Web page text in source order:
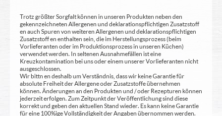
Trotz größter Sorgfalt können in unseren Produkten neben den
gekennzeichneten Allergenen und deklarationspflichtigen Zusatzstoff
en auch Spuren von weiteren Allergenen und deklarationspflichtigen
Zusatzstoff en enthalten sein, die im Herstellungsprozess (beim
Vorlieferanten oder im Produktionsprozess in unseren Küchen)
verwendet werden. In seltenen Ausnahmefällen ist eine
Kreuzkontamination bei uns oder einem unserer Vorlieferanten nicht
ausgeschlossen.
Wir bittn en deshalb um Verständnis, dass wir keine Garantie für
absolute Freiheit der Allergene oder Zusatzstoffe übernehmen
können. Änderungen an den Produkten und / oder Rezepturen können
jederzeit erfolgen. Zum Zeitpunkt der Veröffentlichung sind diese
korrekt und geben den aktuellen Stand wieder. Es kann keine Garantie
für eine 100%ige Vollständigkeit der Angaben übernommen werden.